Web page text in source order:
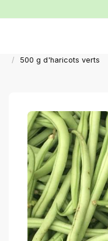
500 g d'haricots verts